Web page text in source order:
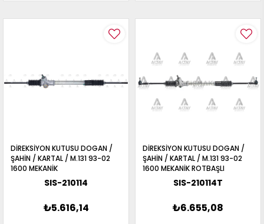
DİREKSİYON KUTUSU DOGAN /
ŞAHİN / KARTAL / M.131 93-02
1600 MEKANİK
SIS-210114
₺5.616,14
DİREKSİYON KUTUSU DOGAN /
ŞAHİN / KARTAL / M.131 93-02
1600 MEKANİK ROTBAŞLI
SIS-210114T
₺6.655,08